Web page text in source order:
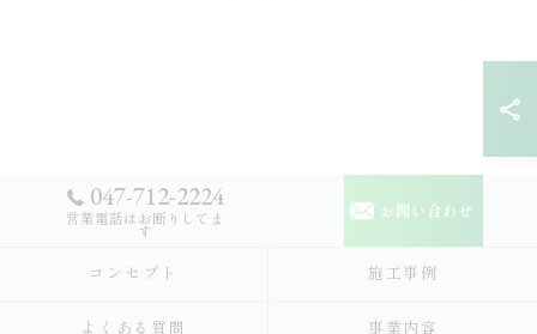
047-712-2224
営業電話はお断りしてま
す
お問い合わせ
コンセプト 施工事例
よくある質問 事業内容